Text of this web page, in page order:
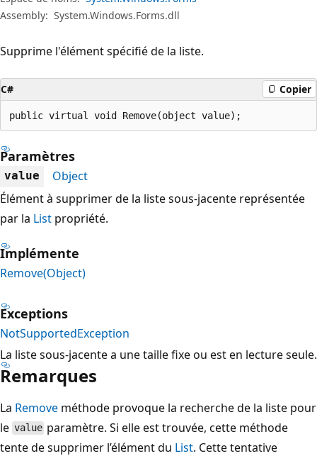
Assembly: System.Windows.Forms.dll
Supprime l'élément spécifié de la liste.
C# Copier
public virtual void Remove(object value);
Paramètres
value
Object
Élément à supprimer de la liste sous-jacente représentée
par la List propriété.
Implémente
Remove(Object)
Exceptions
NotSupportedException
La liste sous-jacente a une taille fixe ou est en lecture seule.
Remarques
La Remove méthode provoque la recherche de la liste pour
le value paramètre. Si elle est trouvée, cette méthode
tente de supprimer l’élément du List. Cette tentative